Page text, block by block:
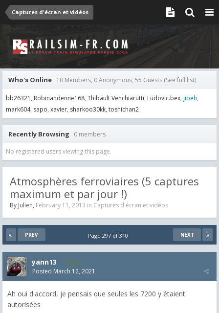
Captures d'écran et vidéos
Who's Online 10 Members, 0 Anonymous, 55 Guests (See full list)
bb26321 Robinandenne168 Thibault Venchiarutti Ludovic.bex jibeh
mark604 sapo xavier sharkoo30kk toshichan2
Recently Browsing 0 members
No registered users viewing this page.
Atmosphères ferroviaires (5 captures
maximum et par jour !)
By Julien, February 11, 2013 in Captures d'écran et vidéos
PREV NEXT
Page 297 of 310
yann13 950
Posted March 12, 2021
Ah oui d'accord, je pensais que seules les 7200 y étaient
autorisées